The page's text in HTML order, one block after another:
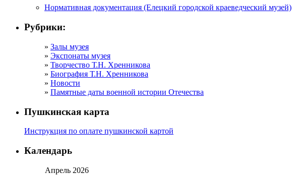
Нормативная документация (Елецкий городской краеведческий музей)
Рубрики:
Залы музея
Экспонаты музея
Творчество Т.Н. Хренникова
Биография Т.Н. Хренникова
Новости
Памятные даты военной истории Отечества
Пушкинская карта
Инструкция по оплате пушкинской картой
Календарь
Апрель 2026